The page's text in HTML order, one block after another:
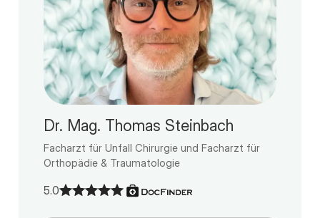
Dr. Mag. Thomas Steinbach
Facharzt für Unfall Chirurgie und Facharzt für
Orthopädie & Traumatologie
5.0